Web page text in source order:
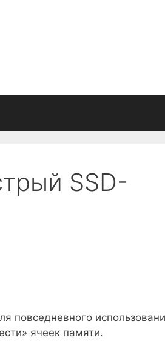
SSD-
повседневного
ячеек памяти.